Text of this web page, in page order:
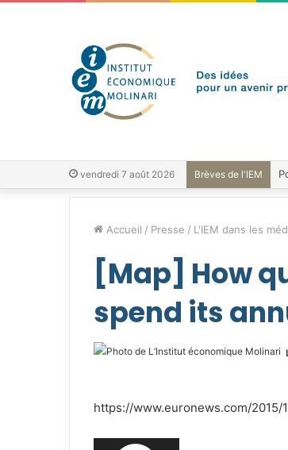
vendredi 7 août 2026 Brèves de l'IEM
Accueil / Presse / L'IEM dans les
[Map] How
spend its
https://www.euronews.com/